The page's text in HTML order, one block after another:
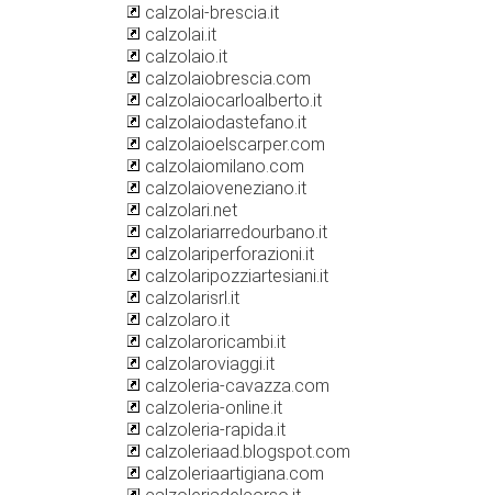
calzolai-brescia.it
calzolai.it
calzolaio.it
calzolaiobrescia.com
calzolaiocarloalberto.it
calzolaiodastefano.it
calzolaioelscarper.com
calzolaiomilano.com
calzolaioveneziano.it
calzolari.net
calzolariarredourbano.it
calzolariperforazioni.it
calzolaripozziartesiani.it
calzolarisrl.it
calzolaro.it
calzolaroricambi.it
calzolaroviaggi.it
calzoleria-cavazza.com
calzoleria-online.it
calzoleria-rapida.it
calzoleriaad.blogspot.com
calzoleriaartigiana.com